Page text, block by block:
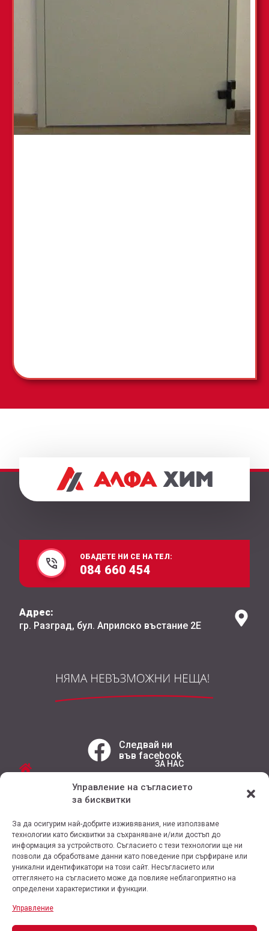
Управление на съгласието
за бисквитки
За да осигурим най-добрите изживявания, ние използваме
технологии като бисквитки за съхраняване и/или достъп до
информация за устройството. Съгласието с тези технологии ще ни
позволи да обработваме данни като поведение при сърфиране или
уникални идентификатори на този сайт. Несъгласието или
оттеглянето на съгласието може да повлияе неблагоприятно на
определени характеристики и функции.
Управление
ОБАДЕТЕ НИ СЕ НА ТЕЛ:
084 660 454
Адрес:
гр. Разград, бул. Априлско въстание 2Е
Следвай ни
във facebook
ПРОМОЦИИ
ЗА НАС
КОНТАКТ
Политика за личните данни